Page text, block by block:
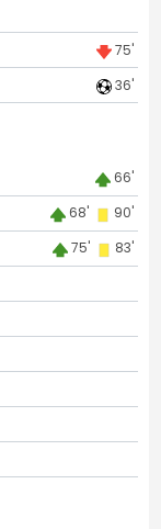
75'
36'
66'
68' 90'
75' 83'